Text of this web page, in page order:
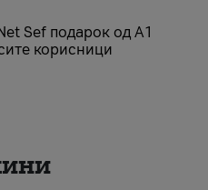
Sеf подарок од А1
корисници